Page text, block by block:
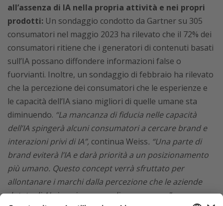
all’assenza di IA nella propria attività e nei propri
prodotti: Un sondaggio condotto da Gartner su 305
consumatori nel maggio 2023 ha rilevato che il 72% dei
consumatori ritiene che i generatori di contenuti basati
sull’IA possano diffondere informazioni false o
fuorvianti. Inoltre, un sondaggio di febbraio ha rilevato
che la percezione dei consumatori che le esperienze e
le capacità dell’IA siano migliori di quelle umane sta
diminuendo. “La mancanza di fiducia nelle capacità
dell’IA spingerà alcuni consumatori a cercare brand e
interazioni privi di IA”, continua Weiss. “Una parte di
brand eviterà l’IA e darà priorità a un posizionamento
più umano. Questo concept verrà sfruttato per
allontanare i marchi dalla percezione che le aziende
dotate di AI siano impersonali e omogenee”.